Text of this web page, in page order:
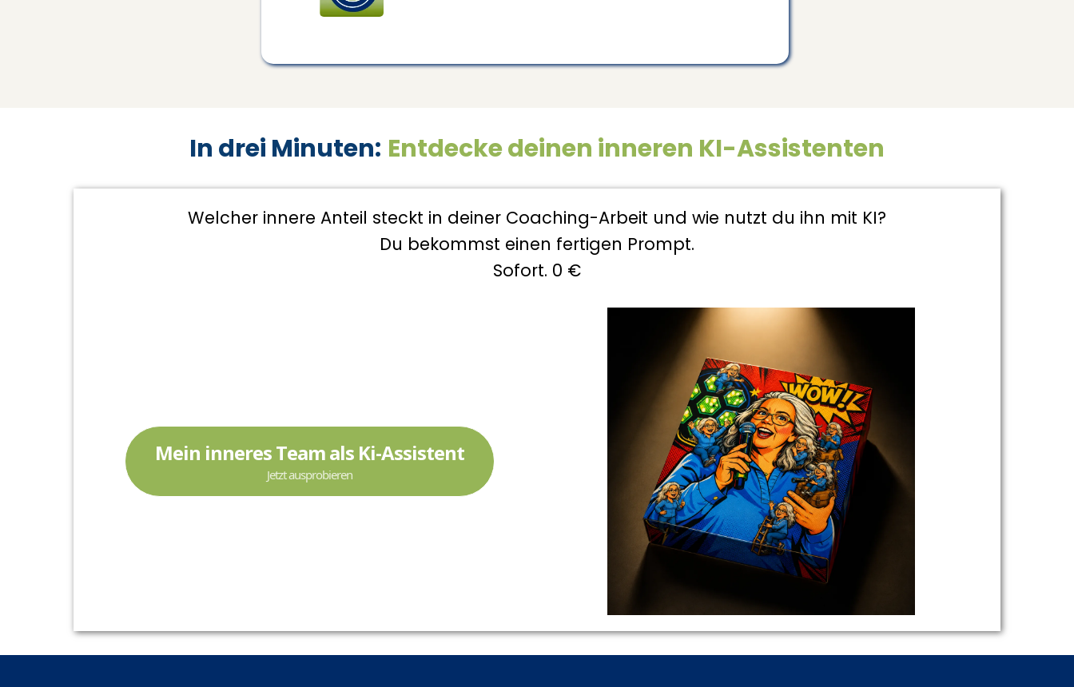
In drei Minuten: Entdecke deinen inneren KI-Assistenten
Welcher innere Anteil steckt in deiner Coaching-Arbeit und wie nutzt du ihn mit KI?
Du bekommst einen fertigen Prompt.
Sofort. 0 €
Mein inneres Team als Ki-Assistent
Jetzt ausprobieren